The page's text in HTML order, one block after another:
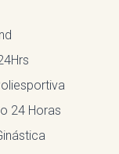
24 Horas